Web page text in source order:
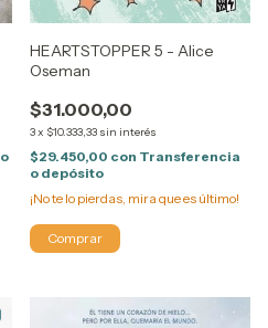
HEARTSTOPPER 5 - Alice
Oseman
$31.000,00
3x $10.333,33 sin interés
$29.450,00 con Transferencia
o depósito
¡No te lo pierdas, mira que es último!